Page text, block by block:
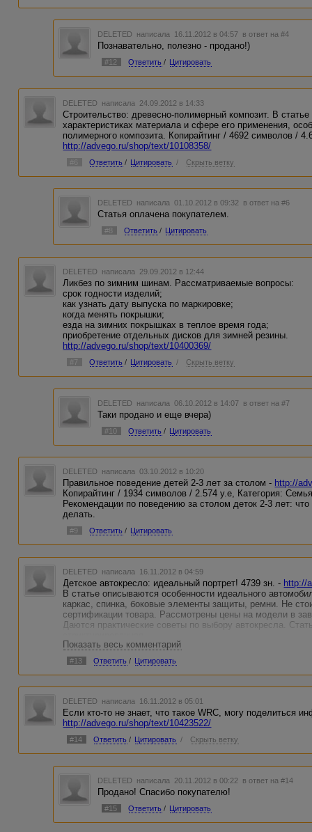
DELETED написала 16.11.2012 в 04:57 в ответ на #4
Познавательно, полезно - продано!)
#12 Ответить / Цитировать
DELETED написала 24.09.2012 в 14:33
Строительство: древесно-полимерный композит. В
характеристиках материала и сфере его применения,
полимерного композита. Копирайтинг / 4692 символов /
http://advego.ru/shop/text/10108358/
#6 Ответить / Цитировать / Скрыть ветку
DELETED написала 01.10.2012 в 09:32 в ответ на #6
Статья оплачена покупателем.
#8 Ответить / Цитировать
DELETED написала 29.09.2012 в 12:44
Ликбез по зимним шинам. Рассматриваемые вопросы:
срок годности изделий;
как узнать дату выпуска по маркировке;
когда менять покрышки;
езда на зимних покрышках в теплое время года;
приобретение отдельных дисков для зимней резины.
http://advego.ru/shop/text/10400369/
#7 Ответить / Цитировать / Скрыть ветку
DELETED написала 06.10.2012 в 14:07 в ответ на #7
Таки продано и еще вчера)
#10 Ответить / Цитировать
DELETED написала 03.10.2012 в 10:20
Правильное поведение детей 2-3 лет за столом - http://
Копирайтинг / 1934 символов / 2.574 у.е, Категория:
Рекомендации по поведению за столом деток 2-3 лет:
делать.
#9 Ответить / Цитировать
DELETED написала 16.11.2012 в 04:59
Детское автокресло: идеальный портрет! 4739 зн. - http://
В статье описываются особенности идеального
каркас, спинка, боковые элементы защиты, ремни. Не
сертификации товара. Рассмотрены цены на модели в
Даются практические советы по выбору автокресла.
Показать весь комментарий
#13 Ответить / Цитировать
DELETED написала 16.11.2012 в 05:01
Если кто-то не знает, что такое WRC, могу поделиться
http://advego.ru/shop/text/10423522/
#14 Ответить / Цитировать / Скрыть ветку
DELETED написала 20.11.2012 в 00:22 в ответ на #14
Продано! Спасибо покупателю!
#15 Ответить / Цитировать